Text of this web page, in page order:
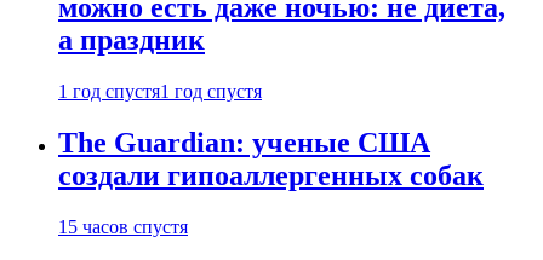
можно есть даже ночью: не диета,
а праздник
1 год спустя1 год спустя
The Guardian: ученые США
создали гипоаллергенных собак
15 часов спустя